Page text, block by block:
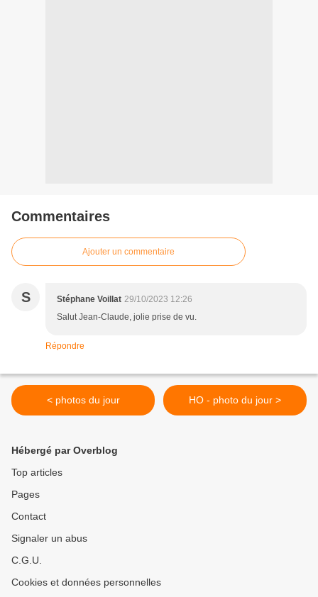
Commentaires
Ajouter un commentaire
S Stéphane Voillat 29/10/2023 12:26
Salut Jean-Claude, jolie prise de vu.
Répondre
< photos du jour HO - photo du jour >
Hébergé par Overblog
Top articles
Pages
Contact
Signaler un abus
C.G.U.
Cookies et données personnelles